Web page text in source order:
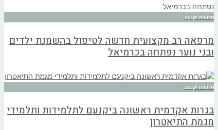
חדשות יקנעם
מרפאה רב מקצועית חדשה לטיפול בהשמנת ילדים
ובני נוער נפתחה בכרמיאל
חדשות יקנעם
בגרות אקדמית ראשונה ביקנעם לתלמידות ותלמידי
מגמת התיאטרון